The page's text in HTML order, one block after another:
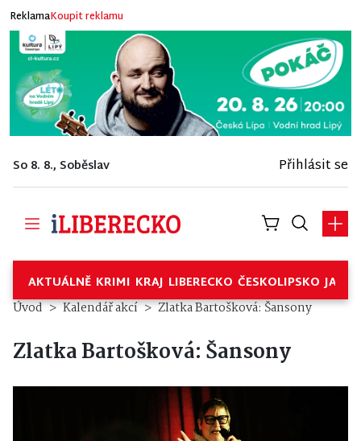
ReklamaKoupit reklamu
So 8. 8., Soběslav Přihlásit se
AKTUÁLNĚ KRIMI KRAJ LIBERECKO ČESKOLIPSKO
Úvod Kalendář akcí Zlatka Bartošková: Šansony
Zlatka Bartošková: Šansony